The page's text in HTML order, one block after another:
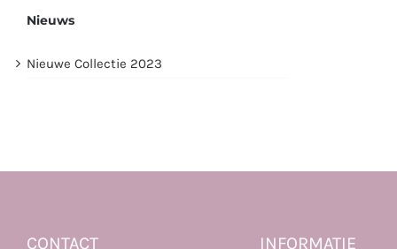
Nieuws
Nieuwe Collectie 2023
CONTACT INFORMATIE